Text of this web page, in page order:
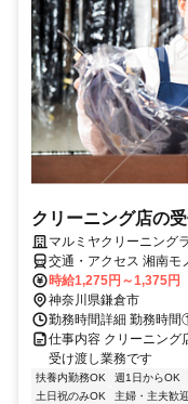
クリーニング店の
マルミヤクリーニング
交通・アクセス 湘南モ
時給1,275円～1,375円
神奈川県鎌倉市
勤務時間詳細 勤務時
仕事内容 クリーニング
受け渡し業務です
扶養内勤務OK 週1日からOK
土日祝のみOK
主婦・主夫歓迎